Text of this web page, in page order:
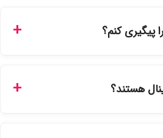
کنم؟
لحظه‌ای مرسوله را مشاهده کنید.
هستند؟